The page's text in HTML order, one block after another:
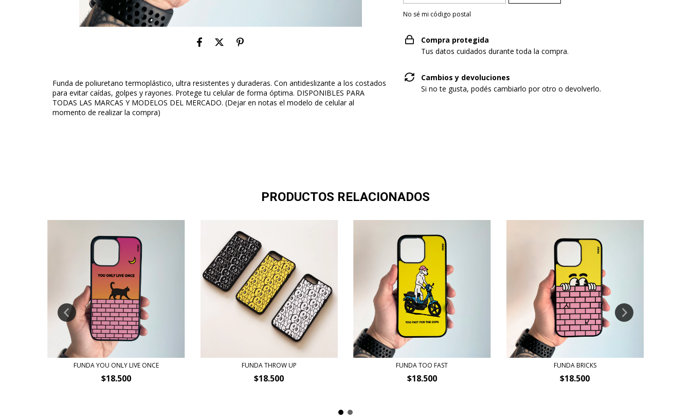
Funda de poliuretano termoplástico, ultra resistentes y duraderas. Con antideslizante a los costados
para evitar caídas, golpes y rayones. Protege tu celular de forma óptima. DISPONIBLES PARA
TODAS LAS MARCAS Y MODELOS DEL MERCADO. (Dejar en notas el modelo de celular al
momento de realizar la compra)
No sé mi código postal
Compra protegida
Tus datos cuidados durante toda la compra.
Cambios y devoluciones
Si no te gusta, podés cambiarlo por otro o devolverlo.
PRODUCTOS RELACIONADOS
FUNDA YOU ONLY LIVE ONCE
$18.500
FUNDA THROW UP
$18.500
FUNDA TOO FAST
$18.500
FUNDA BRICKS
$18.500